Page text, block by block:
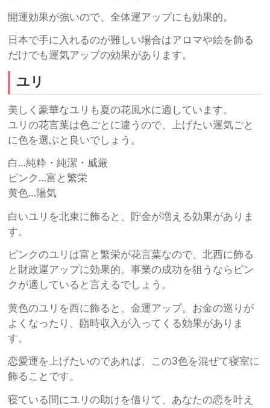
開運効果が強いので、全体運アップにも効果的。
日本で手に入れるのが難しい場合はアロマや絵を飾る
だけでも運気アップの効果があります。
ユリ
美しく豪華なユリも夏の花風水に適しています。
ユリの花言葉は色ごとに違うので、上げたい運気ごと
に色を選ぶと良いでしょう。
白…純粋・純潔・威厳
ピンク…富と繁栄
黄色…陽気
白いユリを北東に飾ると、貯金が増える効果がありま
す。
ピンクのユリは富と繁栄が花言葉なので、北西に飾る
と財政運アップに効果的。事業の成功を狙うならピン
クが適していると言えるでしょう。
黄色のユリを西に飾ると、金運アップ。お金の巡りが
よくなったり、臨時収入が入ってくる効果がありま
す。
恋愛運を上げたいのであれば、この3色を混ぜて寝室に
飾ることです。
寝ている間にユリの助けを借りて、あなたの恋を叶え